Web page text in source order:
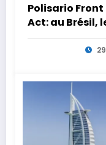
Polisario
Act: au Brésil,
dans la